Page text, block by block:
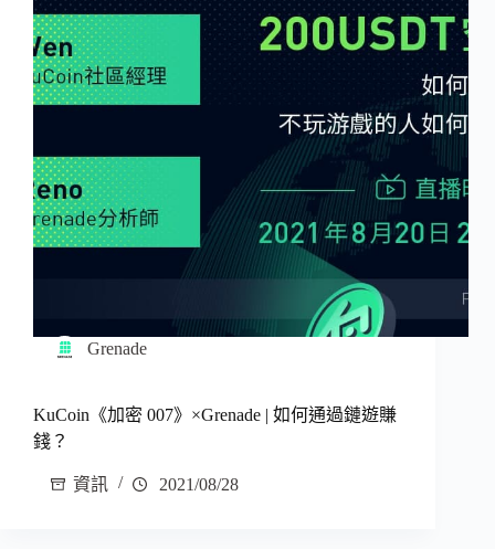
Grenade
KuCoin《加密 007》×Grenade | 如何通過鏈遊賺
錢？
資訊 2021/08/28